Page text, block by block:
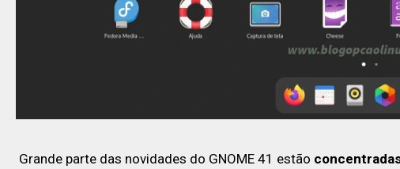
Grande parte das novidades do GNOME 41 estão